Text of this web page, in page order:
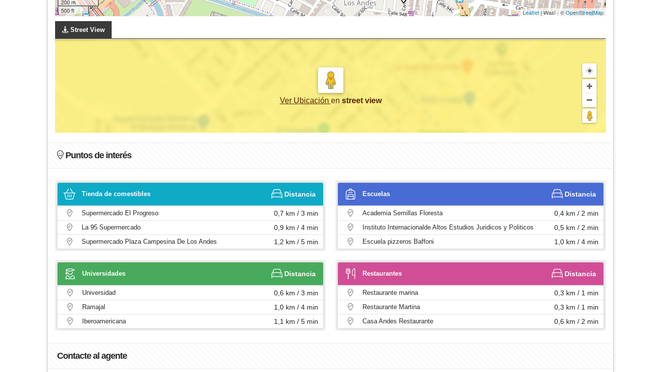
200 m
500 ft
Leaflet| Wasi - ©OpenStreetMap
Street View
Ver Ubicación en street view
Puntos de interés
Tienda de comestibles Distancia
Supermercado El Progreso 0,7 km / 3 min
La 95 Supermercado 0,9 km / 4 min
Supermercado Plaza Campesina De Los Andes 1,2 km / 5 min
Escuelas Distancia
Academia Semillas Floresta 0,4 km / 2 min
Instituto Internacionalde Altos Estudios Juridicos y Politicos 0,5 km / 2 min
Escuela pizzeros Baffoni 1,0 km / 4 min
Universidades Distancia
Universidad 0,6 km / 3 min
Ramajal 1,0 km / 4 min
Iberoamericana 1,1 km / 5 min
Restaurantes Distancia
Restaurante marina 0,3 km / 1 min
Restaurante Martina 0,3 km / 1 min
Casa Andes Restaurante 0,6 km / 2 min
Contacte al agente